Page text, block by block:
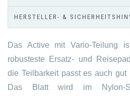
HERSTELLER- &
Das Active mit Vario-Teilung
robusteste Ersatz- und
die Teilbarkeit passt es auch gut
Das Blatt wird im Nylon-